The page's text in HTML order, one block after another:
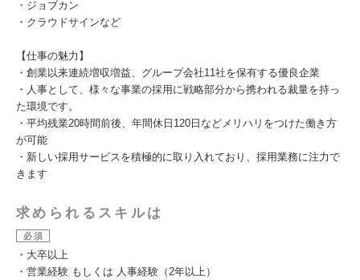
・ジョブカン
・クラウドサインなど
【仕事の魅力】
・創業以来連続増収増益、グループ会社11社を保有する優良企業
・人事として、様々な事業の採用に戦略部分から携われる裁量を持っ
た環境です。
・平均残業20時間前後、年間休日120日などメリハリをつけた働き方
が可能
・新しい採用サービスを積極的に取り入れており、採用業務に注力で
きます
求められるスキルは
必須
・大卒以上
・営業経験 もしくは 人事経験（2年以上）